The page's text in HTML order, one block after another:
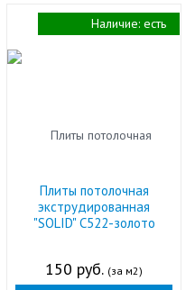
Плиты потолочная
экструдированная
"SOLID" С522-золото
150 руб. (за м2)
Наличие: есть